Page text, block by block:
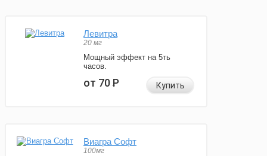
Левитра
20 мг
Мощный эффект на 5ть
часов.
от 70Р Купить
Виагра Софт
100мг